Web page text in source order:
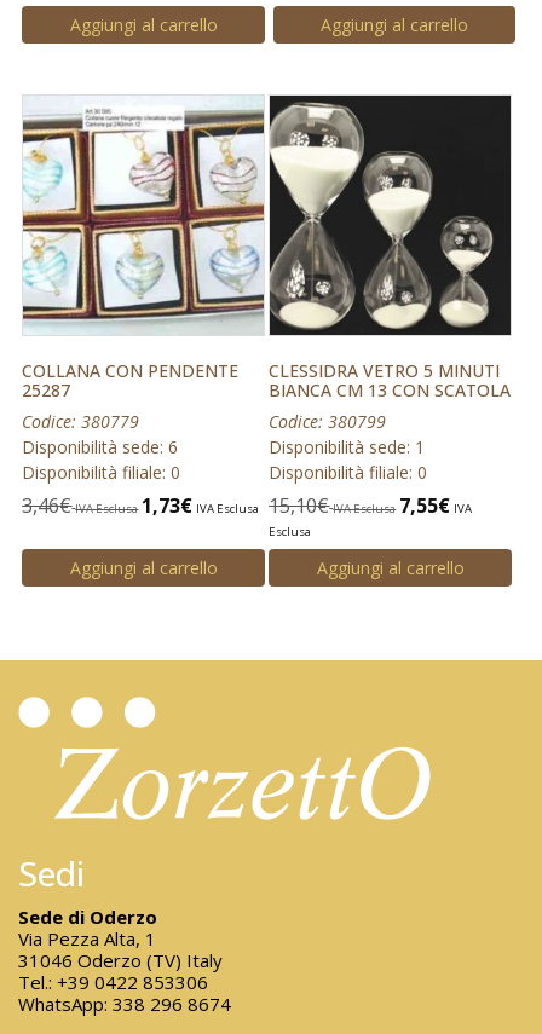
Aggiungi al carrello Aggiungi al carrello
COLLANA CON PENDENTE
25287
Codice: 380779
Disponibilità sede: 6
Disponibilità filiale: 0
3,46€ IVA Esclusa 1,73€ IVA Esclusa
Aggiungi al carrello
CLESSIDRA VETRO 5 MINUTI
BIANCA CM 13 CON SCATOLA
Codice: 380799
Disponibilità sede: 1
Disponibilità filiale: 0
15,10€ IVA Esclusa 7,55€ IVA
Esclusa
Aggiungi al carrello
Sedi
Sede di Oderzo
Via Pezza Alta, 1
31046 Oderzo (TV) Italy
Tel.: +39 0422 853306
WhatsApp: 338 296 8674